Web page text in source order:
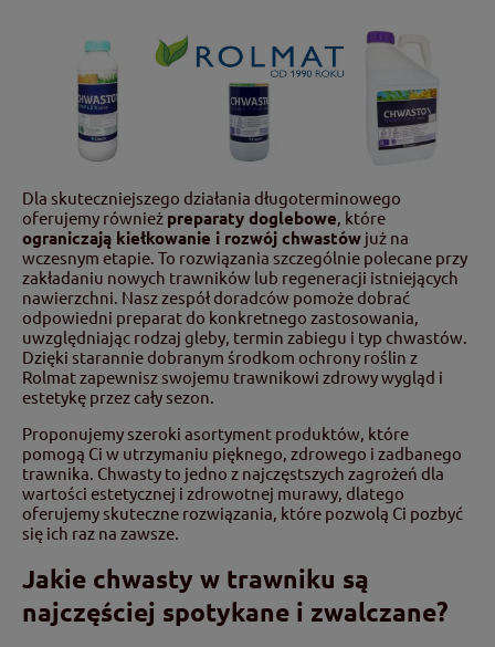
Dla skuteczniejszego działania długoterminowego
oferujemy również preparaty doglebowe , które
ograniczają kiełkowanie i rozwój chwastów już na
wczesnym etapie. To rozwiązania szczególnie polecane przy
zakładaniu nowych trawników lub regeneracji istniejących
nawierzchni. Nasz zespół doradców pomoże dobrać
odpowiedni preparat do konkretnego zastosowania,
uwzględniając rodzaj gleby, termin zabiegu i typ chwastów.
Dzięki starannie dobranym środkom ochrony roślin z
Rolmat zapewnisz swojemu trawnikowi zdrowy wygląd i
estetykę przez cały sezon.
Proponujemy szeroki asortyment produktów, które
pomogą Ci w utrzymaniu pięknego, zdrowego i zadbanego
trawnika. Chwasty to jedno z najczęstszych zagrożeń dla
wartości estetycznej i zdrowotnej murawy, dlatego
oferujemy skuteczne rozwiązania, które pozwolą Ci pozbyć
się ich raz na zawsze.
Jakie chwasty w trawniku są
najczęściej spotykane i zwalczane?